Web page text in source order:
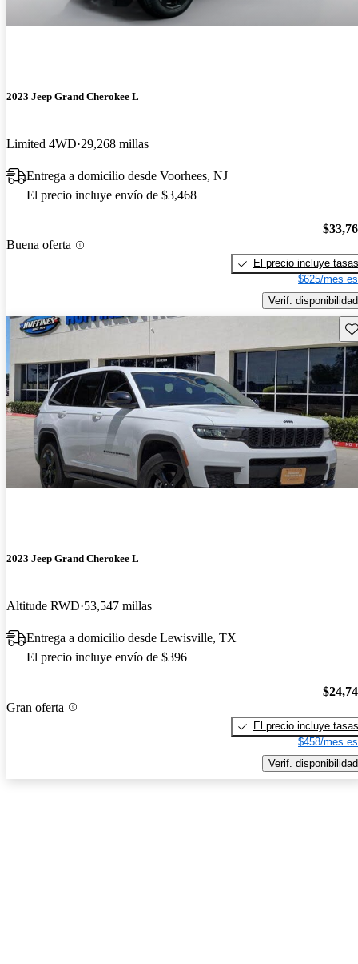
2023 Jeep Grand Cherokee L
Limited 4WD 29,268 millas
Entrega a domicilio desde Voorhees, NJ
El precio incluye envío de $3,468
Buena oferta
El precio incluye tasas
$625/mes
Verif. disponibilidad
2023 Jeep Grand Cherokee L
Altitude RWD 53,547 millas
Entrega a domicilio desde Lewisville, TX
El precio incluye envío de $396
Gran oferta
El precio incluye tasas
$458/mes
Verif. disponibilidad